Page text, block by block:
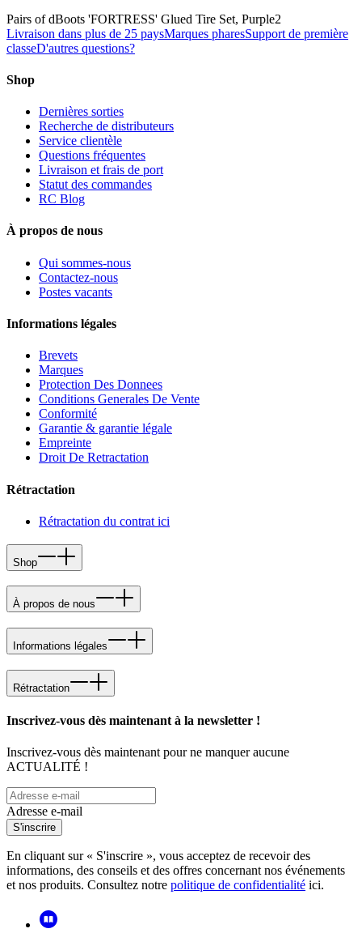
Pairs of dBoots 'FORTRESS' Glued Tire Set, Purple2
Livraison dans plus de 25 paysMarques pharesSupport de première
classeD'autres questions?
Shop
Dernières sorties
Recherche de distributeurs
Service clientèle
Questions fréquentes
Livraison et frais de port
Statut des commandes
RC Blog
À propos de nous
Qui sommes-nous
Contactez-nous
Postes vacants
Informations légales
Brevets
Marques
Protection Des Donnees
Conditions Generales De Vente
Conformité
Garantie & garantie légale
Empreinte
Droit De Retractation
Rétractation
Rétractation du contrat ici
Shop
À propos de nous
Informations légales
Rétractation
Inscrivez-vous dès maintenant à la newsletter !
Inscrivez-vous dès maintenant pour ne manquer aucune
ACTUALITÉ !
Adresse e-mail
S'inscrire
En cliquant sur « S'inscrire », vous acceptez de recevoir des
informations, des conseils et des offres concernant nos événements
et nos produits. Consultez notre politique de confidentialité ici.